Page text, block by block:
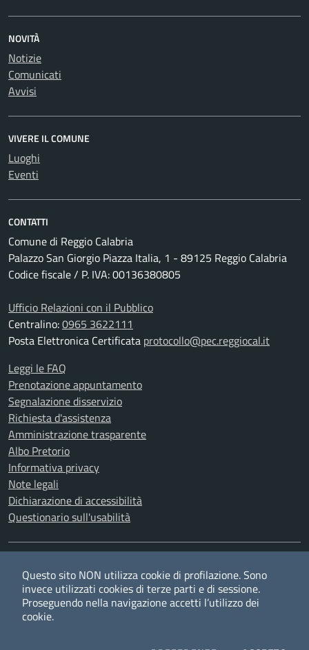
NOVITÀ
Notizie
Comunicati
Avvisi
VIVERE IL COMUNE
Luoghi
Eventi
CONTATTI
Comune di Reggio Calabria
Palazzo San Giorgio Piazza Italia, 1 - 89125 Reggio Calabria
Codice fiscale / P. IVA: 00136380805
Ufficio Relazioni con il Pubblico
Centralino:0965 3622111
Posta Elettronica Certificata protocollo@pec.reggiocal.it
Leggi le FAQ
Prenotazione appuntamento
Segnalazione disservizio
Richiesta d'assistenza
Amministrazione trasparente
Albo Pretorio
Informativa privacy
Note legali
Dichiarazione di accessibilità
Questionario sull'usabilità
TwitterFacebookYouTubeRSS
Questo sito NON utilizza cookie di profilazione. Sono
invece utilizzati cookies di terze parti e di sessione.
Proseguendo nella navigazione accetti l’utilizzo dei
cookie.